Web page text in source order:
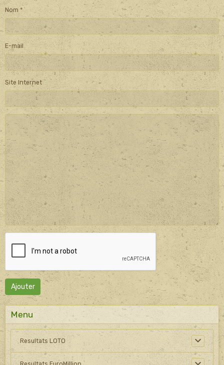
Nom
E-mail
Site Internet
Ajouter
Menu
Resultats LOTO